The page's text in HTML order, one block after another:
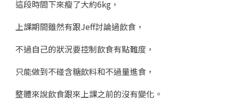
這段時間下來瘦了大約6kg，
上課期間雖然有跟Jeff討論過飲食，
不過自己的狀況要控制飲食有點難度，
只能做到不碰含糖飲料和不過量進食，
整體來說飲食跟來上課之前的沒有變化。